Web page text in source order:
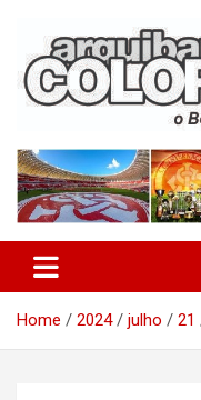
content
Home 2024 julho 21